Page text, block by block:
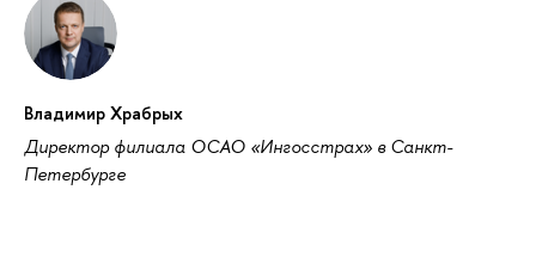
Владимир Храбрых
Директор филиала ОСАО «Ингосстрах» в Санкт-
Петербурге